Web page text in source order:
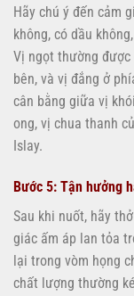
Hãy chú ý đến cảm
không, có dầu
Vị ngọt thường được
bên, và vị đắng ở
cân bằng giữa vị
ong, vị chua thanh
Islay.
Bước 5: Tận hưởng
Sau khi nuốt, hãy
giác ấm áp lan tỏa
lại trong vòm họng
chất lượng thường